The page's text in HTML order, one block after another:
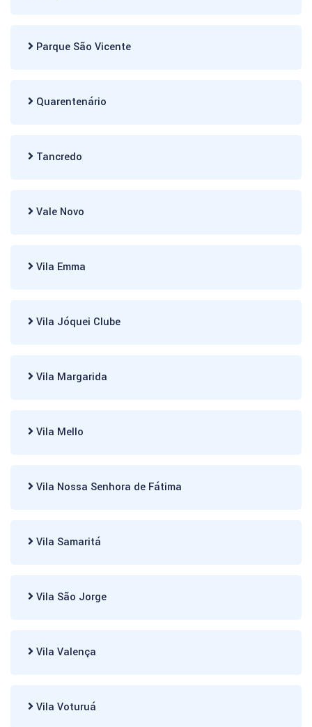
Parque São Vicente
Quarentenário
Tancredo
Vale Novo
Vila Emma
Vila Jóquei Clube
Vila Margarida
Vila Mello
Vila Nossa Senhora de Fátima
Vila Samaritá
Vila São Jorge
Vila Valença
Vila Voturuá